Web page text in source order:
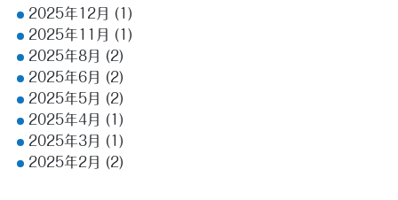
2025年12月
(1)
2025年11月
(1)
2025年8月
(2)
2025年6月
(2)
2025年5月
(2)
2025年4月
(1)
2025年3月
(1)
2025年2月
(2)